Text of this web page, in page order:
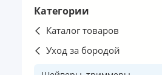
Категории
Каталог товаров
Уход за бородой